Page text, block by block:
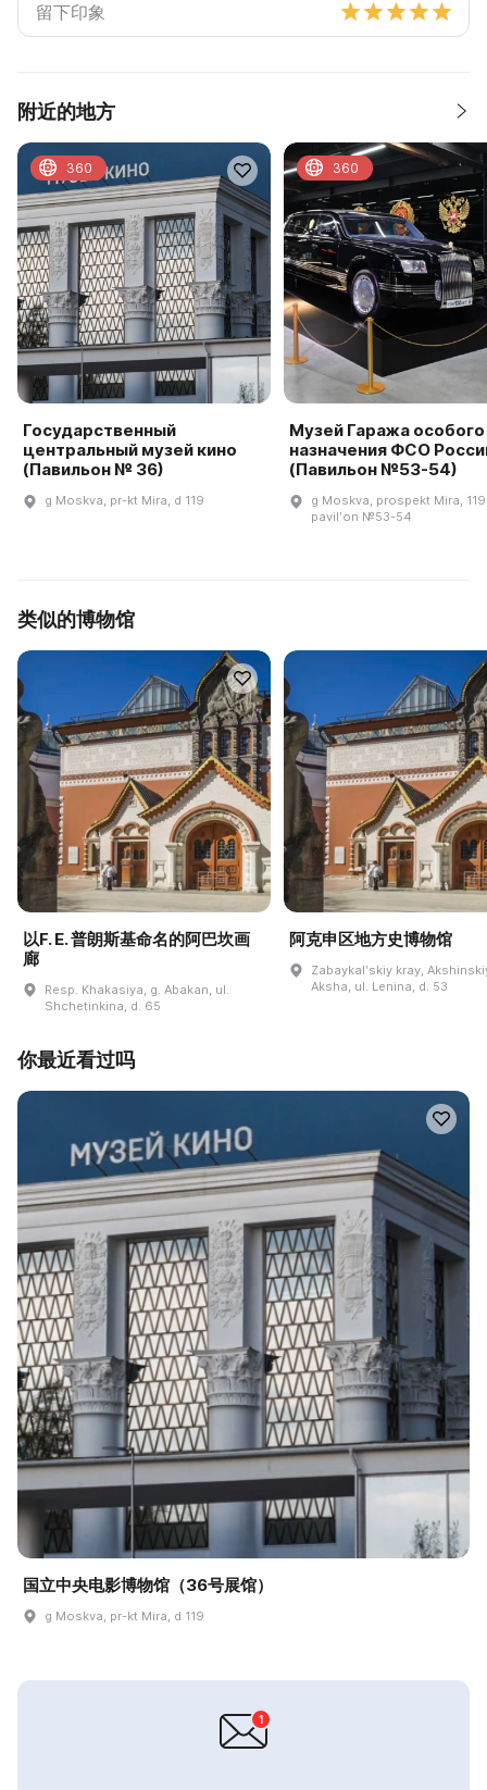
附近的地方
Государственный
центральный музей кино
(Павильон № 36)
g Moskva, pr-kt Mira, d 119
360
Музей Гаража особого
назначения ФСО
(Павильон №53-54)
g Moskva, prospekt Mira,
pavilʹon №53-54
360
类似的博物馆
以F. E. 普朗斯基命名的阿巴坎画
廊
Resp. Khakasiya, g. Abakan, ul.
Shchetinkina, d. 65
阿克申区地方史博物馆
Zabaykalʹskiy kray,
Aksha, ul. Lenina, d. 53
你最近看过吗
国立中央电影博物馆（36号展馆）
g Moskva, pr-kt Mira, d 119